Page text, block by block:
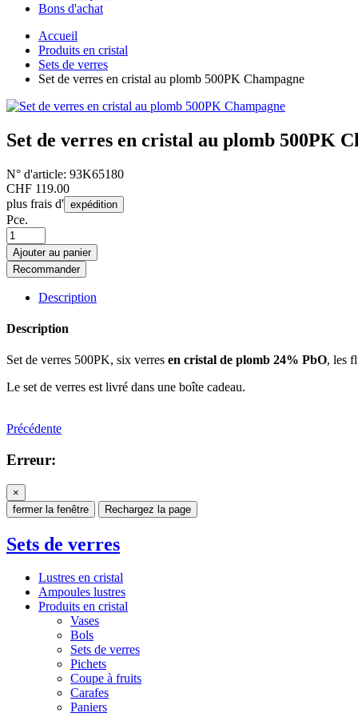
Bons d'achat
Accueil
Produits en cristal
Sets de verres
Set de verres en cristal au plomb 500PK Champagne
Set de verres en cristal au plomb 500PK
N° d'article: 93K65180
CHF 119.00
plus frais d' expédition
Pce.
Ajouter au panier
Recommander
Description
Description
Set de verres 500PK, six verres en cristal de plomb 24% PbO, les
Le set de verres est livré dans une boîte cadeau.
Précédente
Erreur:
×
fermer la fenêtre
Rechargez la page
Sets de verres
Lustres en cristal
Ampoules lustres
Produits en cristal
Vases
Bols
Sets de verres
Pichets
Coupe à fruits
Carafes
Paniers